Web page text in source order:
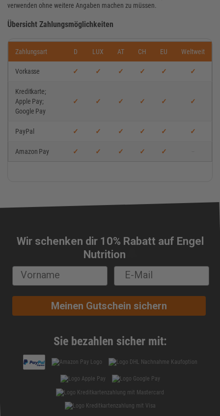
verwenden ohne weitere Angaben machen zu müssen.
Übersicht Zahlungsmöglichkeiten
Zahlungsart D LUX AT CH EU Weltweit
Vorkasse ✓ ✓ ✓ ✓ ✓ ✓
Kreditkarte;
Apple Pay;
Google Pay
✓ ✓ ✓ ✓ ✓ ✓
PayPal ✓ ✓ ✓ ✓ ✓ ✓
Amazon Pay ✓ ✓ ✓ ✓ ✓
Wir schenken dir 10% Rabatt auf Engel
Nutrition
Meinen Gutschein sichern
Sie bezahlen sicher mit: